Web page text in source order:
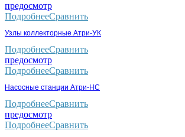
предосмотр
ПодробнееСравнить
Узлы коллекторные Атри-УК
ПодробнееСравнить
предосмотр
ПодробнееСравнить
Насосные станции Атри-НС
ПодробнееСравнить
предосмотр
ПодробнееСравнить